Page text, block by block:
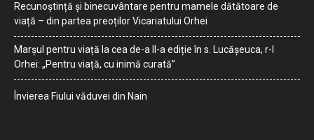
Recunoștință și binecuvântare pentru mamele dătătoare de
viață – din partea preoților Vicariatului Orhei
Marșul pentru viață la cea de-a II-a ediție în s. Lucășeuca, r-l
Orhei: „Pentru viață, cu inimă curată”
Învierea Fiului văduvei din Nain